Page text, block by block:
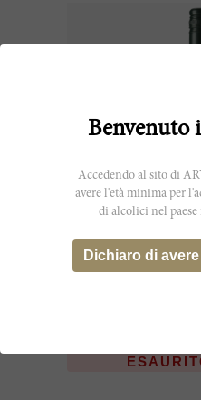
75cl
Benvenuto
Accedendo al sito di
avere l'età minima per
di alcolici nel
Dichiaro di